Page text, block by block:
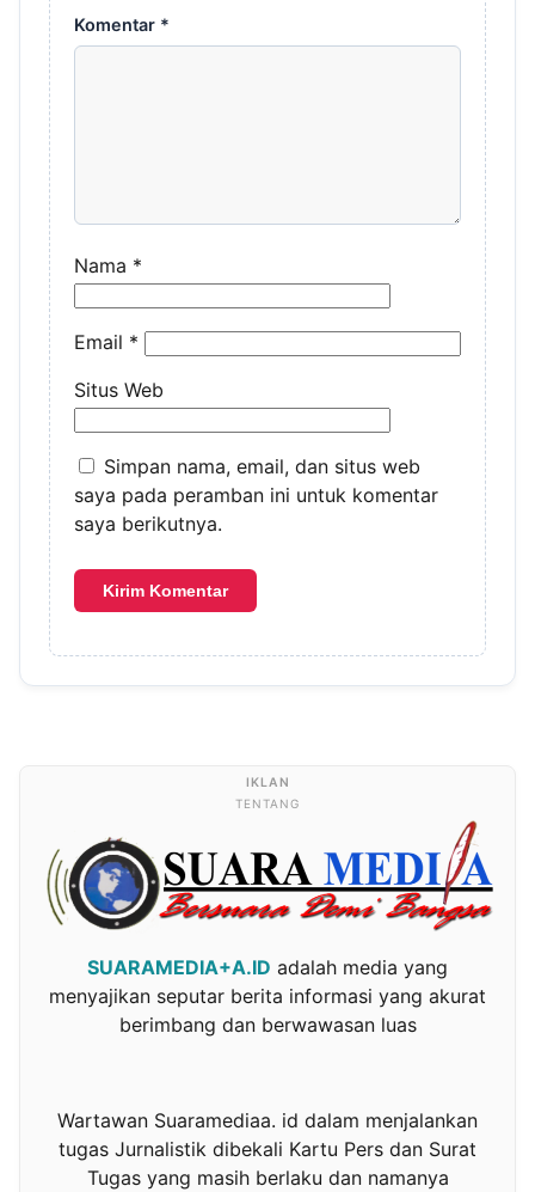
Komentar *
Nama *
Email *
Situs Web
Simpan nama, email, dan situs web
saya pada peramban ini untuk komentar
saya berikutnya.
TENTANG
SUARAMEDIA+A.ID adalah media yang
menyajikan seputar berita informasi yang akurat
berimbang dan berwawasan luas
Wartawan Suaramediaa. id dalam menjalankan
tugas Jurnalistik dibekali Kartu Pers dan Surat
Tugas yang masih berlaku dan namanya